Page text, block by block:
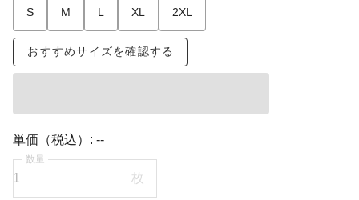
S M L XL 2XL
おすすめサイズを確認する
単価（税込）: --
枚
数量